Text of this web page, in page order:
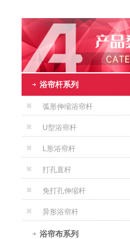
浴帘杆系列
弧形伸缩浴帘杆
U型浴帘杆
L形浴帘杆
打孔直杆
免打孔伸缩杆
异形浴帘杆
浴帘布系列